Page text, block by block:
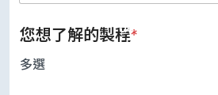
UniPro
device)
UniPro
您想了解的製程*
多選